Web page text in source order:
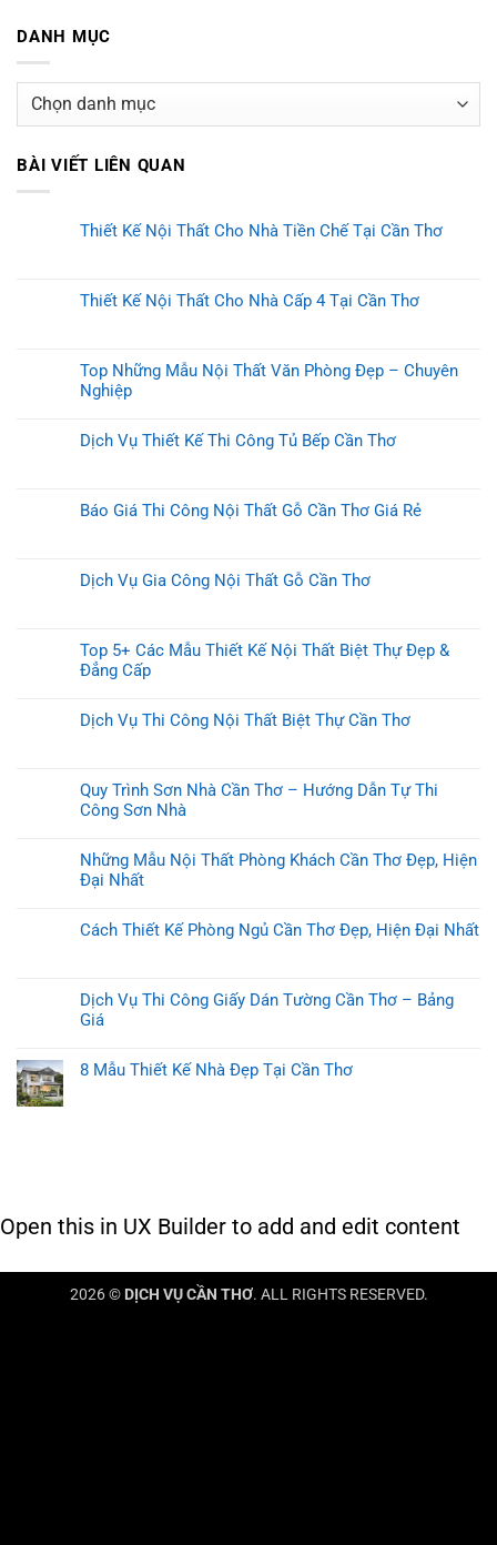
DANH MỤC
mục
BÀI VIẾT LIÊN QUAN
Thiết Kế Nội Thất Cho Nhà Tiền Chế Tại Cần Thơ
Thiết Kế Nội Thất Cho Nhà Cấp 4 Tại Cần Thơ
Top Những Mẫu Nội Thất Văn Phòng Đẹp – Chuyên
Nghiệp
Dịch Vụ Thiết Kế Thi Công Tủ Bếp Cần Thơ
Báo Giá Thi Công Nội Thất Gỗ Cần Thơ Giá Rẻ
Dịch Vụ Gia Công Nội Thất Gỗ Cần Thơ
Top 5+ Các Mẫu Thiết Kế Nội Thất Biệt Thự Đẹp &
Đẳng Cấp
Dịch Vụ Thi Công Nội Thất Biệt Thự Cần Thơ
Quy Trình Sơn Nhà Cần Thơ – Hướng Dẫn Tự Thi
Công Sơn Nhà
Những Mẫu Nội Thất Phòng Khách Cần Thơ Đẹp, Hiện
Đại Nhất
Cách Thiết Kế Phòng Ngủ Cần Thơ Đẹp, Hiện Đại Nhất
Dịch Vụ Thi Công Giấy Dán Tường Cần Thơ – Bảng
Giá
8 Mẫu Thiết Kế Nhà Đẹp Tại Cần Thơ
Open this in UX Builder to add and edit content
2026 © DỊCH VỤ CẦN THƠ. ALL RIGHTS RESERVED.